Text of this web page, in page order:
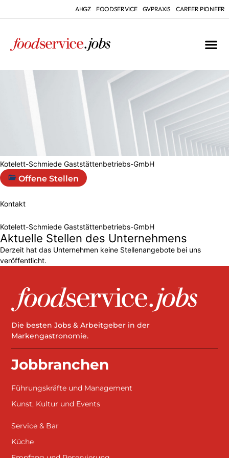
AHGZ FOODSERVICE GVPRAXIS CAREER PIONEER
Kotelett-Schmiede Gaststättenbetriebs-GmbH
Offene Stellen
Kontakt
Kotelett-Schmiede Gaststättenbetriebs-GmbH
Aktuelle Stellen des Unternehmens
Derzeit hat das Unternehmen keine Stellenangebote bei uns
veröffentlicht.
Die besten Jobs & Arbeitgeber in der
Markengastronomie.
Jobbranchen
Führungskräfte und Management
Kunst, Kultur und Events
Service & Bar
Küche